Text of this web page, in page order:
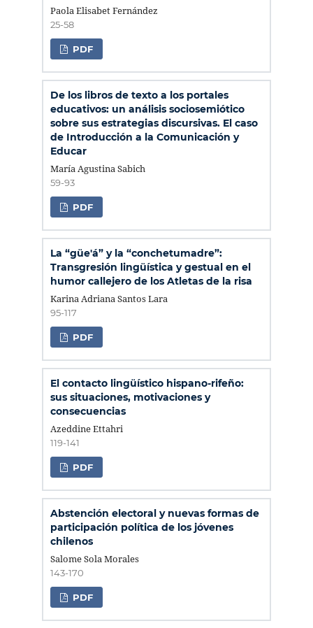
Paola Elisabet Fernández
25-58
PDF
De los libros de texto a los portales
educativos: un análisis sociosemiótico
sobre sus estrategias discursivas. El caso
de Introducción a la Comunicación y
Educar
María Agustina Sabich
59-93
PDF
La “güe'á” y la “conchetumadre”:
Transgresión lingüística y gestual en el
humor callejero de los Atletas de la risa
Karina Adriana Santos Lara
95-117
PDF
El contacto lingüístico hispano-rifeño:
sus situaciones, motivaciones y
consecuencias
Azeddine Ettahri
119-141
PDF
Abstención electoral y nuevas formas de
participación política de los jóvenes
chilenos
Salome Sola Morales
143-170
PDF